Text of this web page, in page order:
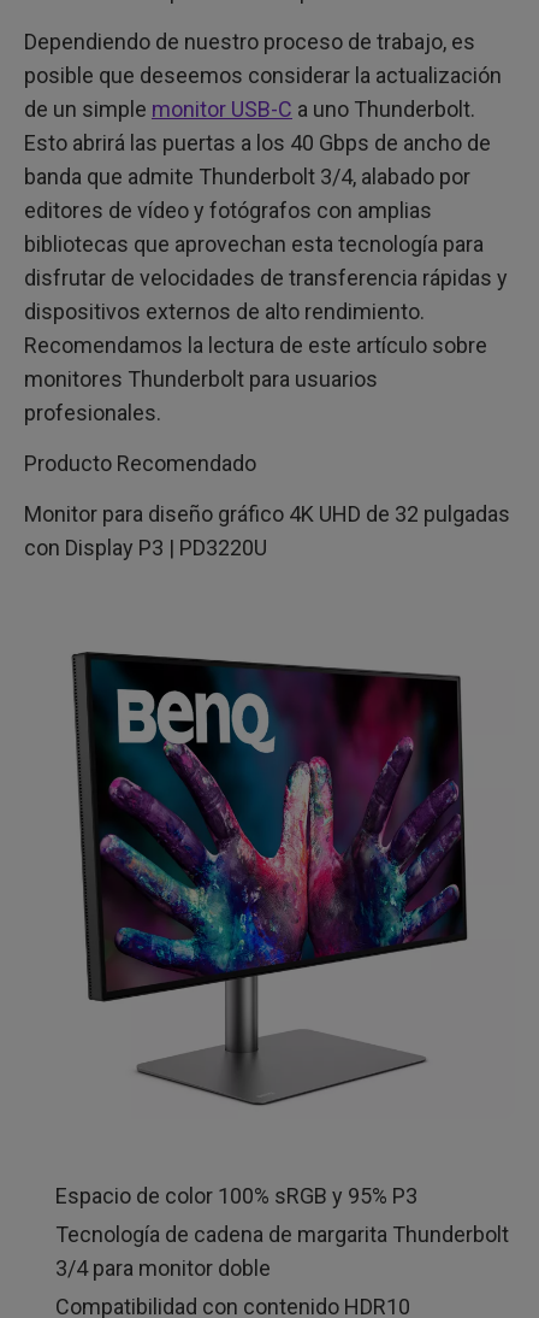
Dependiendo de nuestro proceso de trabajo, es
posible que deseemos considerar la actualización
de un simple monitor USB-C a uno Thunderbolt.
Esto abrirá las puertas a los 40 Gbps de ancho de
banda que admite Thunderbolt 3/4, alabado por
editores de vídeo y fotógrafos con amplias
bibliotecas que aprovechan esta tecnología para
disfrutar de velocidades de transferencia rápidas y
dispositivos externos de alto rendimiento.
Recomendamos la lectura de este artículo sobre
monitores Thunderbolt para usuarios
profesionales.
Producto Recomendado
Monitor para diseño gráfico 4K UHD de 32 pulgadas
con Display P3 | PD3220U
Espacio de color 100% sRGB y 95% P3
Tecnología de cadena de margarita Thunderbolt
3/4 para monitor doble
Compatibilidad con contenido HDR10